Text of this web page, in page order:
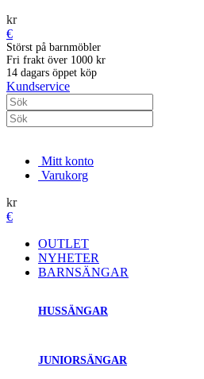
kr
€
Störst på barnmöbler
Fri frakt över 1000 kr
14 dagars öppet köp
Kundservice
Mitt konto
Varukorg
kr
€
OUTLET
NYHETER
BARNSÄNGAR
HUSSÄNGAR
JUNIORSÄNGAR